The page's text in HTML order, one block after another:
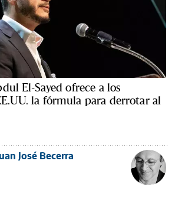
El-Sayed ofrece a los
la fórmula para derrotar al
José Becerra